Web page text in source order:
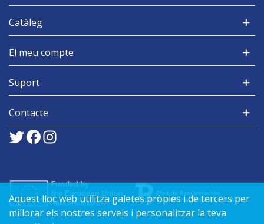
Aquest lloc web utilitza galetes pròpies i de tercers per
millorar els nostres serveis i personalitzar la teva
Catàleg
El meu compte
Suport
Contacte